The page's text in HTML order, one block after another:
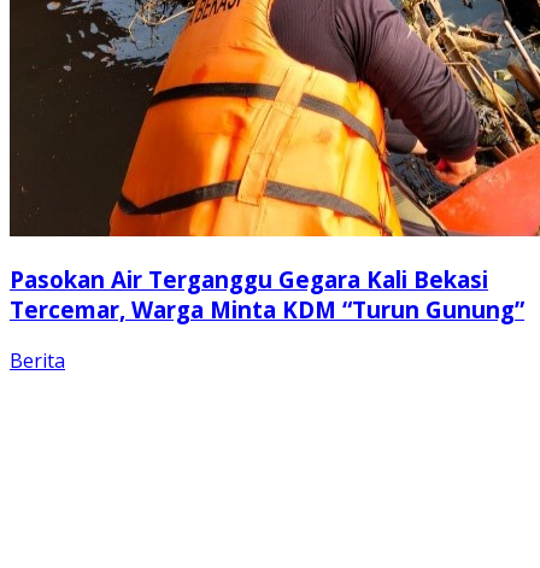
Pasokan Air Terganggu Gegara Kali Bekasi
Tercemar, Warga Minta KDM “Turun Gunung”
Berita